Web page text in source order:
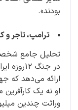
بودند».
ترامپ، تاجر و
تحلیل جامع
در جنگ
ارائه می‌دهد که
او نه یک
وراثت چندین